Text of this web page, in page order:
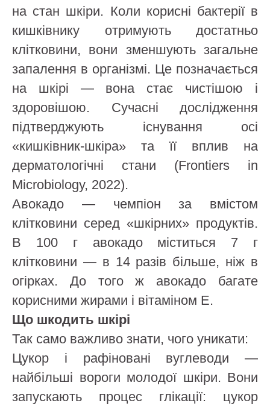
на стан шкіри. Коли корисні бактерії в
кишківнику отримують достатньо
клітковини, вони зменшують загальне
запалення в організмі. Це позначається
на шкірі — вона стає чистішою і
здоровішою. Сучасні дослідження
підтверджують існування осі
«кишківник-шкіра» та її вплив на
дерматологічні стани (Frontiers in
Microbiology, 2022).
Авокадо — чемпіон за вмістом
клітковини серед «шкірних» продуктів.
В 100 г авокадо міститься 7 г
клітковини — в 14 разів більше, ніж в
огірках. До того ж авокадо багате
корисними жирами і вітаміном Е.
Що шкодить шкірі
Так само важливо знати, чого уникати:
Цукор і рафіновані вуглеводи —
найбільші вороги молодої шкіри. Вони
запускають процес глікації: цукор